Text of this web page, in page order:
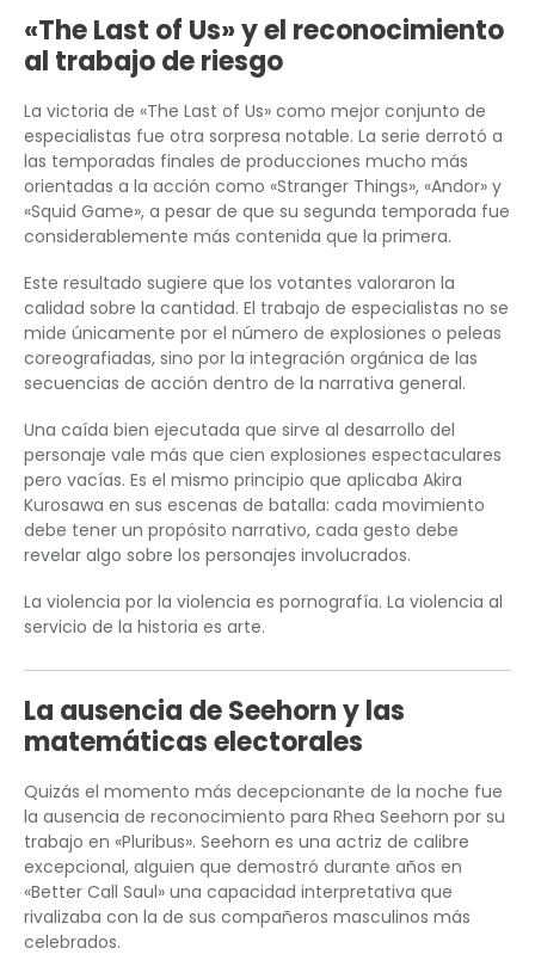
«The Last of Us» y el reconocimiento
al trabajo de riesgo
La victoria de «The Last of Us» como mejor conjunto de
especialistas fue otra sorpresa notable. La serie derrotó a
las temporadas finales de producciones mucho más
orientadas a la acción como «Stranger Things», «Andor» y
«Squid Game», a pesar de que su segunda temporada fue
considerablemente más contenida que la primera.
Este resultado sugiere que los votantes valoraron la
calidad sobre la cantidad. El trabajo de especialistas no se
mide únicamente por el número de explosiones o peleas
coreografiadas, sino por la integración orgánica de las
secuencias de acción dentro de la narrativa general.
Una caída bien ejecutada que sirve al desarrollo del
personaje vale más que cien explosiones espectaculares
pero vacías. Es el mismo principio que aplicaba Akira
Kurosawa en sus escenas de batalla: cada movimiento
debe tener un propósito narrativo, cada gesto debe
revelar algo sobre los personajes involucrados.
La violencia por la violencia es pornografía. La violencia al
servicio de la historia es arte.
La ausencia de Seehorn y las
matemáticas electorales
Quizás el momento más decepcionante de la noche fue
la ausencia de reconocimiento para Rhea Seehorn por su
trabajo en «Pluribus». Seehorn es una actriz de calibre
excepcional, alguien que demostró durante años en
«Better Call Saul» una capacidad interpretativa que
rivalizaba con la de sus compañeros masculinos más
celebrados.